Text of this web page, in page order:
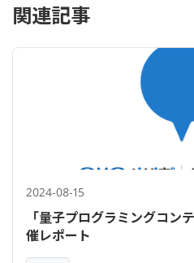
関連記事
2024-08-15
「量子プログラミングコン
催レポート